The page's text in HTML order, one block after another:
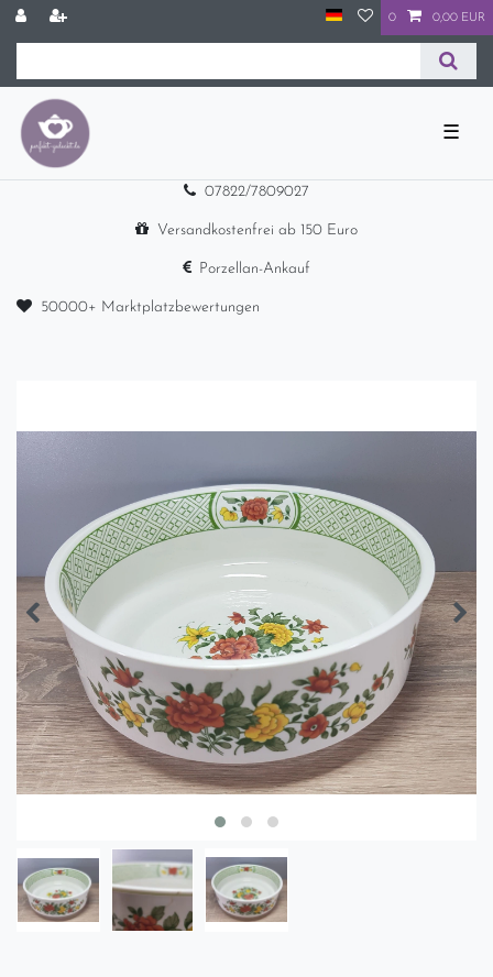
0 0,00 EUR
☰
07822/7809027
Versandkostenfrei ab 150 Euro
Porzellan-Ankauf
50000+ Marktplatzbewertungen